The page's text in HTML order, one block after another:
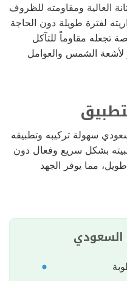
العالية ومقاومته للظروف
لفترة طويلة دون الحاجة
تجعله مقاوماً للتآكل
لأشعة الشمس والعوامل
سهولة تركيبه وتطبيقه
بشكل سريع وفعال دون
مما يوفر الجهد
السعودي